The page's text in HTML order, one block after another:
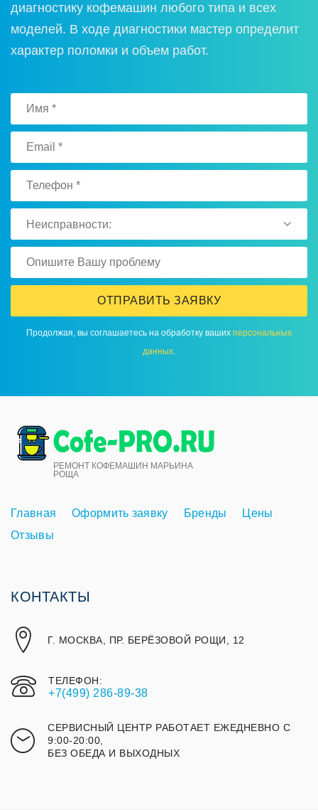
диагностику кофемашин любого типа и всех
моделей. В ходе диагностики мастер определит
характер поломки и объем работ.
Неисправности:
ОТПРАВИТЬ ЗАЯВКУ
Продолжая, вы соглашаетесь на обработку ваших персональных
данных.
РЕМОНТ КОФЕМАШИН МАРЬИНА
РОЩА
Главная Оформить заявку Бренды
Цены
Отзывы
КОНТАКТЫ
Г. МОСКВА, ПР. БЕРЁЗОВОЙ РОЩИ, 12
ТЕЛЕФОН:
+7(499) 286-89-38
СЕРВИСНЫЙ ЦЕНТР РАБОТАЕТ ЕЖЕДНЕВНО С
9:00-20:00,
БЕЗ ОБЕДА И ВЫХОДНЫХ